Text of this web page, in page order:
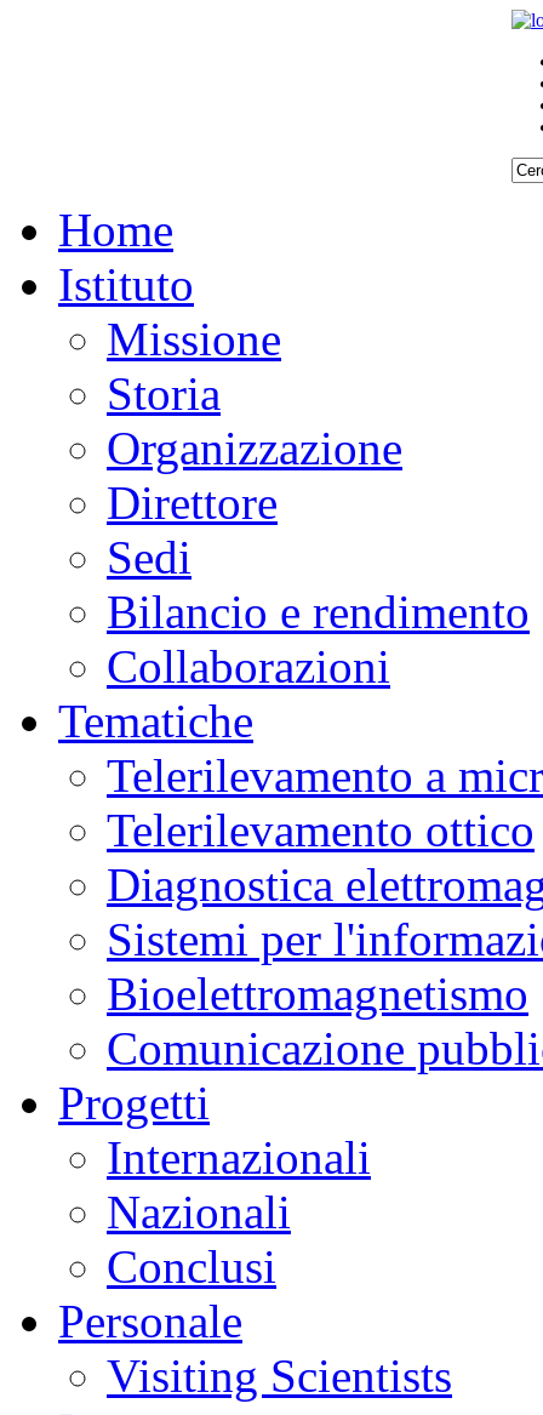
Home
Istituto
Missione
Storia
Organizzazione
Direttore
Sedi
Bilancio e rendimento
Collaborazioni
Tematiche
Telerilevamento a
Telerilevamento ottico
Diagnostica
Sistemi per
Bioelettromagnetismo
Comunicazione
Progetti
Internazionali
Nazionali
Conclusi
Personale
Visiting Scientists